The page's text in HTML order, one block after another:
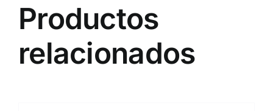
Productos
relacionados